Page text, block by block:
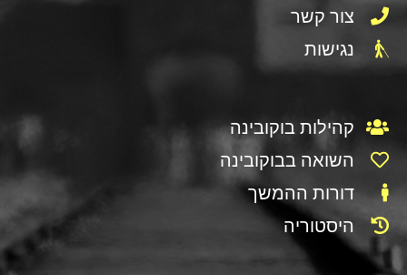
צור קשר
נגישות
קהילות בוקובינה
השואה בבוקובינה
דורות ההמשך
היסטוריה